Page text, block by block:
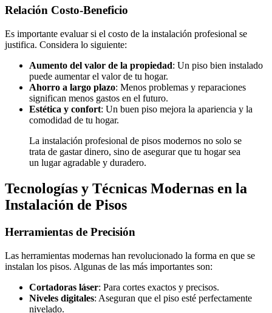
Relación Costo-Beneficio
Es importante evaluar si el costo de la instalación profesional se
justifica. Considera lo siguiente:
Aumento del valor de la propiedad: Un piso bien instalado
puede aumentar el valor de tu hogar.
Ahorro a largo plazo: Menos problemas y reparaciones
significan menos gastos en el futuro.
Estética y confort: Un buen piso mejora la apariencia y la
comodidad de tu hogar.
La instalación profesional de pisos modernos no solo se
trata de gastar dinero, sino de asegurar que tu hogar sea
un lugar agradable y duradero.
Tecnologías y Técnicas Modernas en la
Instalación de Pisos
Herramientas de Precisión
Las herramientas modernas han revolucionado la forma en que se
instalan los pisos. Algunas de las más importantes son:
Cortadoras láser: Para cortes exactos y precisos.
Niveles digitales: Aseguran que el piso esté perfectamente
nivelado.